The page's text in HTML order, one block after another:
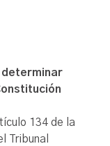
determinar
134 de la
Tribunal